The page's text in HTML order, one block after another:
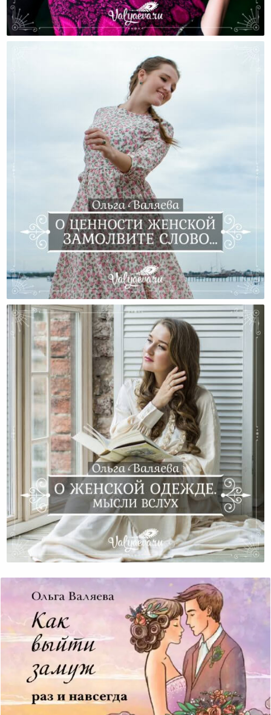
Два Вида Женской Энергии
О Ценности Женской Замолвите Слово…
О Женской Одежде. Мысли Вслух.